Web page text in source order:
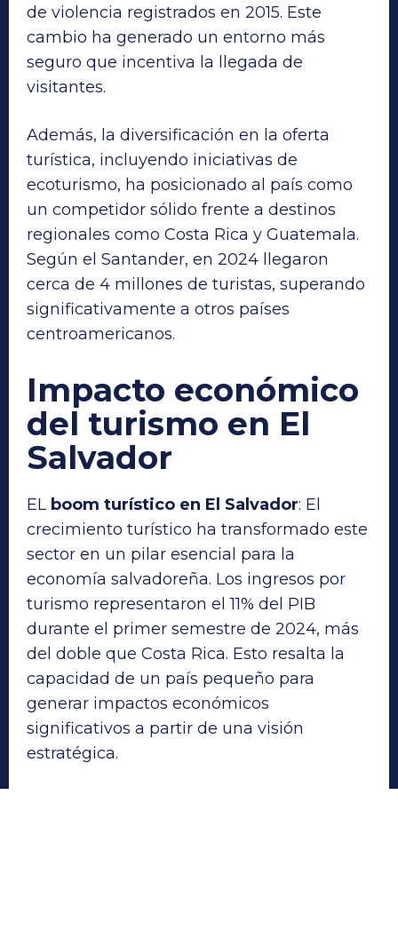
de violencia registrados en 2015. Este
cambio ha generado un entorno más
seguro que incentiva la llegada de
visitantes.
Además, la diversificación en la oferta
turística, incluyendo iniciativas de
ecoturismo, ha posicionado al país como
un competidor sólido frente a destinos
regionales como Costa Rica y Guatemala.
Según el Santander, en 2024 llegaron
cerca de 4 millones de turistas, superando
significativamente a otros países
centroamericanos.
Impacto económico
del turismo en El
Salvador
EL boom turístico en El Salvador: El
crecimiento turístico ha transformado este
sector en un pilar esencial para la
economía salvadoreña. Los ingresos por
turismo representaron el 11% del PIB
durante el primer semestre de 2024, más
del doble que Costa Rica. Esto resalta la
capacidad de un país pequeño para
generar impactos económicos
significativos a partir de una visión
estratégica.